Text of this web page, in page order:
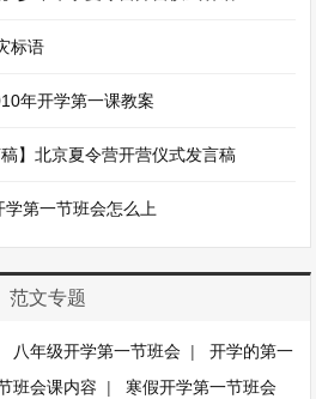
标语
年开学第一课教案
】北京夏令营开营仪式发言稿
第一节班会怎么上
范文专题
八年级开学第一节班会 |开学的第一
班会课内容 |寒假开学第一节班会